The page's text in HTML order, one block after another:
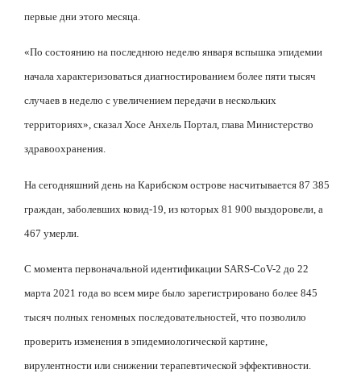
первые дни этого месяца.
«По состоянию на последнюю неделю января вспышка эпидемии
начала характеризоваться диагностированием более пяти тысяч
случаев в неделю с увеличением передачи в нескольких
территориях», сказал Хосе Анхель Портал, глава Министерство
здравоохранения.
На сегодняшний день на Карибском острове насчитывается 87 385
граждан, заболевших ковид-19, из которых 81 900 выздоровели, а
467 умерли.
С момента первоначальной идентификации SARS-CoV-2 до 22
марта 2021 года во всем мире было зарегистрировано более 845
тысяч полных геномных последовательностей, что позволило
проверить изменения в эпидемиологической картине,
вирулентности или снижении терапевтической эффективности.